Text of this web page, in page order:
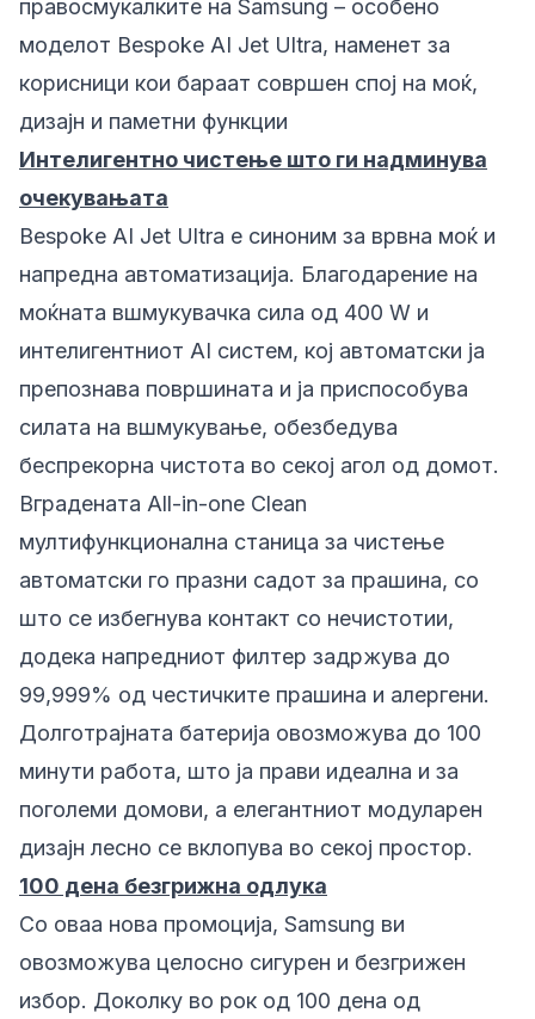
правосмукалките на Samsung – особено
моделот Bespoke AI Jet Ultra, наменет за
корисници кои бараат совршен спој на моќ,
дизајн и паметни функции
Интелигентно чистење што ги надминува
очекувањата
Bespoke AI Jet Ultra е синоним за врвна моќ и
напредна автоматизација. Благодарение на
моќната вшмукувачка сила од 400 W и
интелигентниот AI систем, кој автоматски ја
препознава површината и ја приспособува
силата на вшмукување, обезбедува
беспрекорна чистота во секој агол од домот.
Вградената All-in-one Clean
мултифункционална станица за чистење
автоматски го празни садот за прашина, со
што се избегнува контакт со нечистотии,
додека напредниот филтер задржува до
99,999% од честичките прашина и алергени.
Долготрајната батерија овозможува до 100
минути работа, што ја прави идеална и за
поголеми домови, а елегантниот модуларен
дизајн лесно се вклопува во секој простор.
100 дена безгрижна одлука
Со оваа нова промоција, Samsung ви
овозможува целосно сигурен и безгрижен
избор. Доколку во рок од 100 дена од